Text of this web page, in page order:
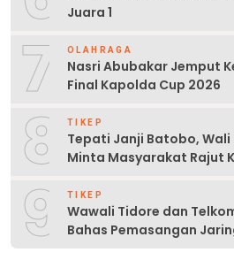
Juara 1
7 OLAHRAGA
Nasri Abubakar Jemput
Final Kapolda Cup 2026
8 TIKEP
Tepati Janji Batobo,
Minta Masyarakat Rajut
9 TIKEP
Wawali Tidore dan
Bahas Pemasangan